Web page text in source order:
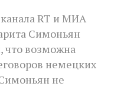
RT и МИА
Симоньян
что возможна
немецких
не